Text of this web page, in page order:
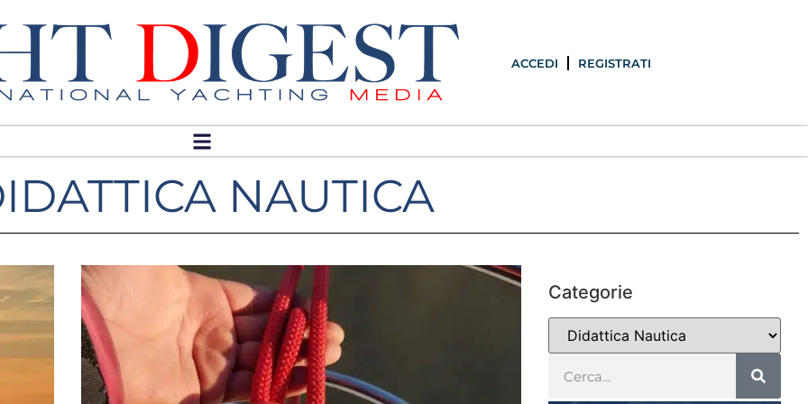
ACCEDI REGISTRATI
NAUTICA
Categorie